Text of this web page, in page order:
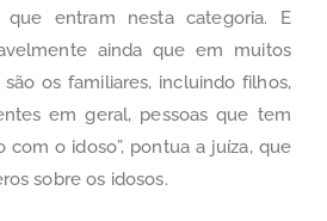
entram nesta categoria. E
ainda que em muitos
são os familiares, incluindo filhos,
em geral, pessoas que tem
o idoso”, pontua a juíza, que
sobre os idosos.